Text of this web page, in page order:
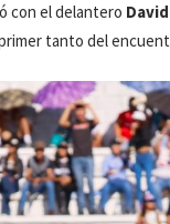
con el delantero
tanto del